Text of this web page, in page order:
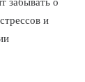
и